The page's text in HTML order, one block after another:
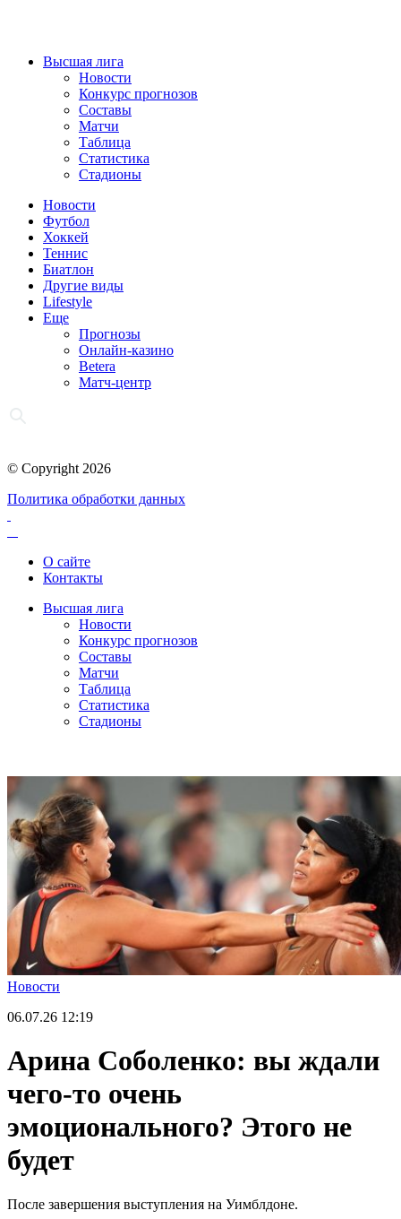
Высшая лига
Новости
Конкурс прогнозов
Составы
Матчи
Таблица
Статистика
Стадионы
Новости
Футбол
Хоккей
Теннис
Биатлон
Другие виды
Lifestyle
Еще
Прогнозы
Онлайн-казино
Betera
Матч-центр
© Copyright 2026
Политика обработки данных
О сайте
Контакты
Высшая лига
Новости
Конкурс прогнозов
Составы
Матчи
Таблица
Статистика
Стадионы
Новости
06.07.26 12:19
Арина Соболенко: вы ждали
чего-то очень
эмоционального? Этого не
будет
После завершения выступления на Уимблдоне.